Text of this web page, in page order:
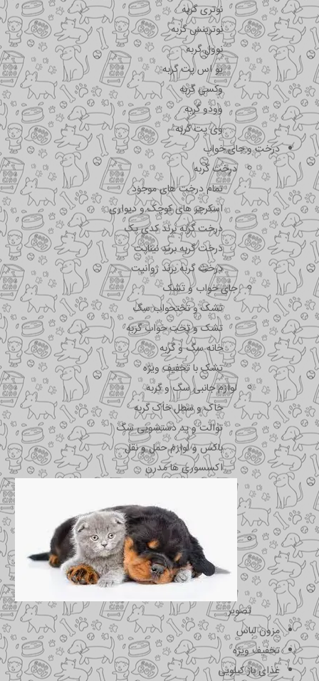
نوتری گربه
نوترینس گربه
نوول گربه
یو اس پت گربه
وکسی گربه
وودو گربه
وی پت گربه
درخت و جای خواب
درخت گربه
تمام درخت های موجود
اسکرچر های کوچک و دیواری
درخت گربه برند کدی پک
درخت گربه برند نیناپت
درخت گربه برند ژوانیت
جای خواب و تشک
تشک و تختحواب سگ
تشک و تخت خواب گربه
خانه سگ و گربه
تشک با تخفیف ویژه
لوازم جانبی سگ و گربه
خاک و سطل خاک گربه
توالت و پد دستشویی سگ
باکس و لوازم حمل و نقل
اکسسوری ها مدرن
تصویر
مزون لباس
تخفیف ویژه
غذای باز کیلویی